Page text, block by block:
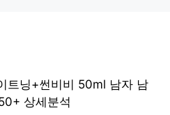
트닝+썬비비 50ml 남자 남
상세분석